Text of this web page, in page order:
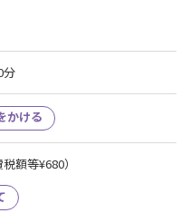
かける
額等¥680）